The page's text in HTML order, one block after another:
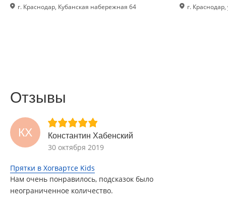
г. Краснодар, Кубанская набережная 64 г.
Отзывы
КХ Константин Хабенский
30 октября 2019
Прятки в Хогвартсе Kids
Нам очень понравилось, подсказок было
неограниченное количество.